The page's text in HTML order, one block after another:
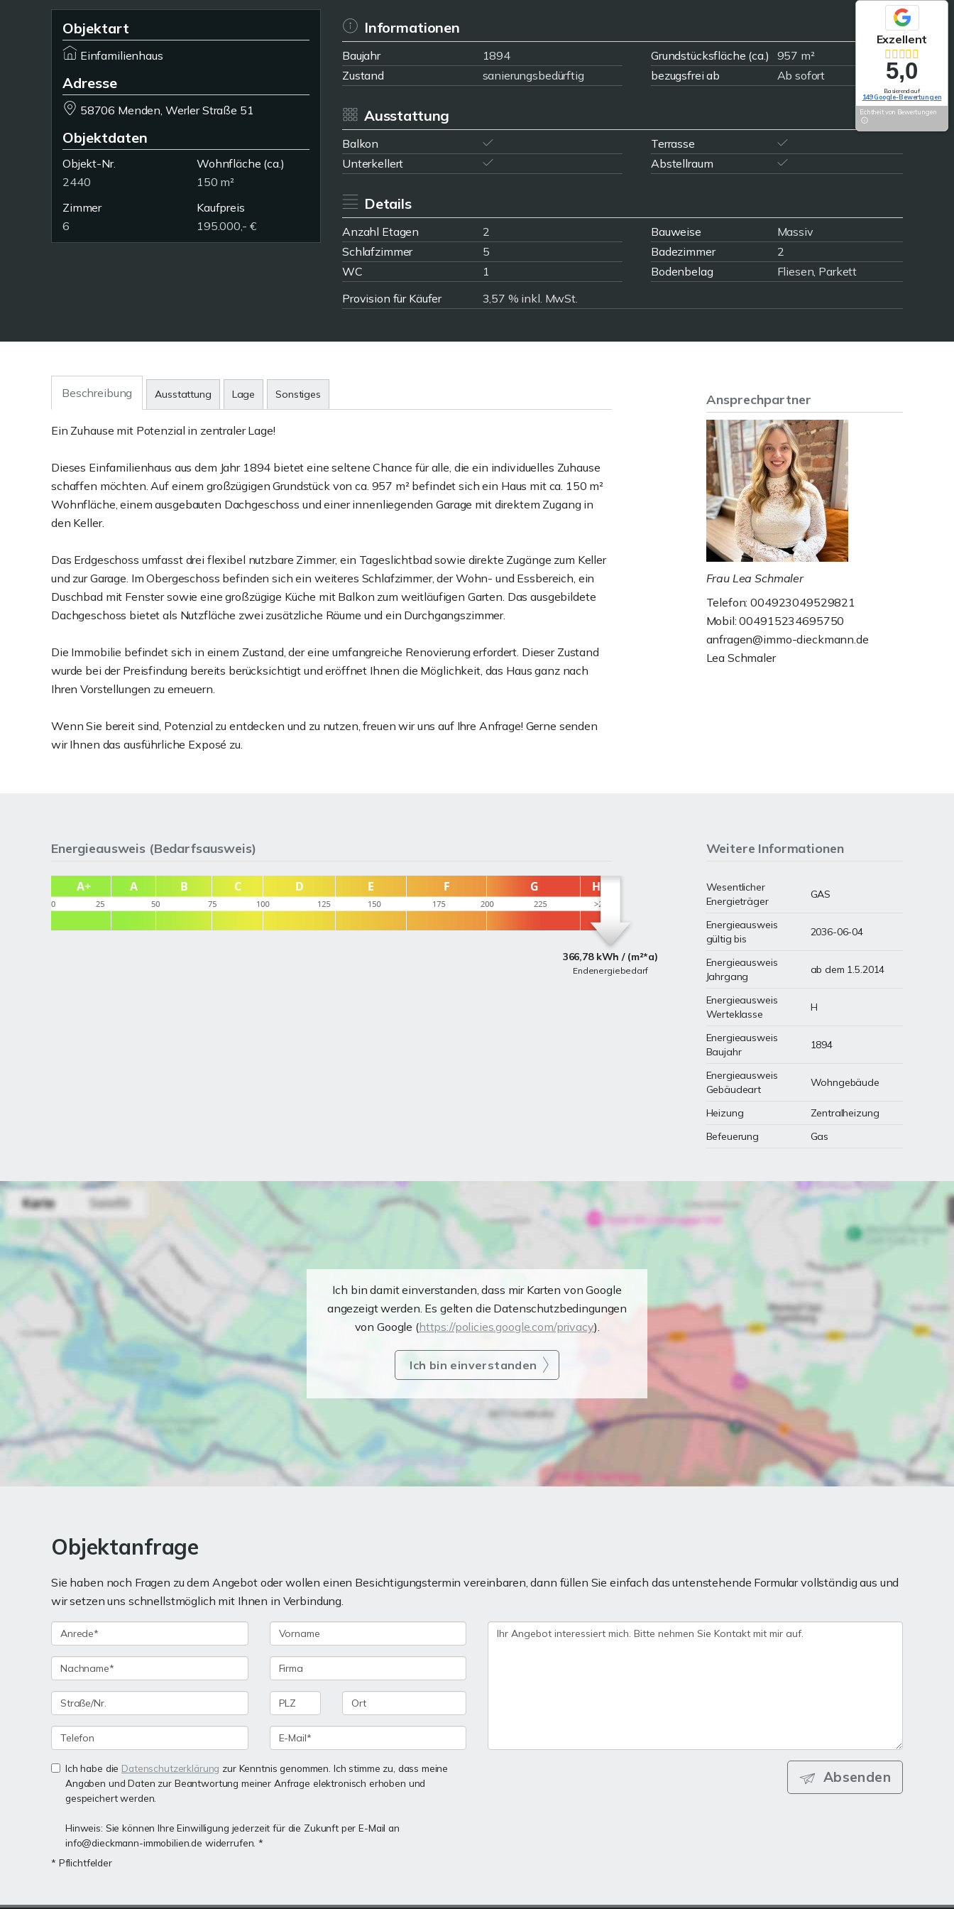
Objektart
Einfamilienhaus
Adresse
58706 Menden, Werler Straße 51
Objektdaten
Objekt-Nr.
2440
Wohnfläche (ca.)
150 m²
Zimmer
6
Kaufpreis
195.000,- €
Informationen
Baujahr 1894 Grundstücksfläche (ca.)
957 m²
Zustand
sanierungsbedürftig bezugsfrei ab Ab sofort
Ausstattung
Balkon
Terrasse
Unterkellert
Abstellraum
Details
Anzahl Etagen 2 Bauweise
Massiv
Schlafzimmer
5 Badezimmer
2
WC
1 Bodenbelag
Fliesen, Parkett
Provision für Käufer
3,57 % inkl. MwSt.
Beschreibung Ausstattung Lage Sonstiges
Ein Zuhause mit Potenzial in zentraler Lage!
Dieses Einfamilienhaus aus dem Jahr 1894 bietet eine seltene Chance für alle, die ein individuelles Zuhause
schaffen möchten. Auf einem großzügigen Grundstück von ca. 957 m² befindet sich ein Haus mit ca. 150 m²
Wohnfläche, einem ausgebauten Dachgeschoss und einer innenliegenden Garage mit direktem Zugang in
den Keller.
Das Erdgeschoss umfasst drei flexibel nutzbare Zimmer, ein Tageslichtbad sowie direkte Zugänge zum Keller
und zur Garage. Im Obergeschoss befinden sich ein weiteres Schlafzimmer, der Wohn- und Essbereich, ein
Duschbad mit Fenster sowie eine großzügige Küche mit Balkon zum weitläufigen Garten. Das ausgebildete
Dachgeschoss bietet als Nutzfläche zwei zusätzliche Räume und ein Durchgangszimmer.
Die Immobilie befindet sich in einem Zustand, der eine umfangreiche Renovierung erfordert. Dieser Zustand
wurde bei der Preisfindung bereits berücksichtigt und eröffnet Ihnen die Möglichkeit, das Haus ganz nach
Ihren Vorstellungen zu erneuern.
Wenn Sie bereit sind, Potenzial zu entdecken und zu nutzen, freuen wir uns auf Ihre Anfrage! Gerne senden
wir Ihnen das ausführliche Exposé zu.
Ansprechpartner
Frau Lea Schmaler
Telefon: 004923049529821
Mobil: 004915234695750
anfragen@immo-dieckmann.de
Lea Schmaler
Energieausweis (Bedarfsausweis)
366,78 kWh / (m²*a)
Endenergiebedarf
Weitere Informationen
Wesentlicher
Energieträger
GAS
Energieausweis
gültig bis
2036-06-04
Energieausweis
Jahrgang
ab dem 1.5.2014
Energieausweis
Werteklasse
H
Energieausweis
Baujahr
1894
Energieausweis
Gebäudeart
Wohngebäude
Heizung
Zentralheizung
Befeuerung
Gas
Ich bin damit einverstanden, dass mir Karten von Google
angezeigt werden. Es gelten die Datenschutzbedingungen
von Google (https://policies.google.com/privacy).
Ich bin einverstanden
Objektanfrage
Sie haben noch Fragen zu dem Angebot oder wollen einen Besichtigungstermin vereinbaren, dann füllen Sie einfach das untenstehende Formular vollständig aus und
wir setzen uns schnellstmöglich mit Ihnen in Verbindung.
Ich habe die Datenschutzerklärung zur Kenntnis genommen. Ich stimme zu, dass meine
Angaben und Daten zur Beantwortung meiner Anfrage elektronisch erhoben und
gespeichert werden.
Hinweis: Sie können Ihre Einwilligung jederzeit für die Zukunft per E-Mail an
info@dieckmann-immobilien.de widerrufen. *
* Pflichtfelder
Absenden
Exzellent
5,0
Basierend auf
149 Google-Bewertungen
Echtheit von Bewertungen